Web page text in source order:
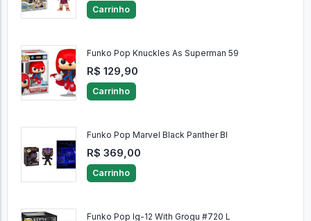
Carrinho
Funko Pop Knuckles As Superman 59
R$ 129,90
Carrinho
Funko Pop Marvel Black Panther Bl
R$ 369,00
Carrinho
Funko Pop Ig-12 With Grogu #720 L